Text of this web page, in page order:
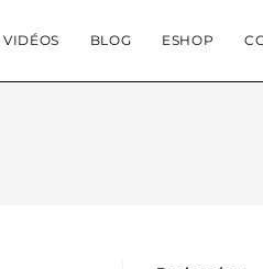
VIDÉOS BLOG ESHOP